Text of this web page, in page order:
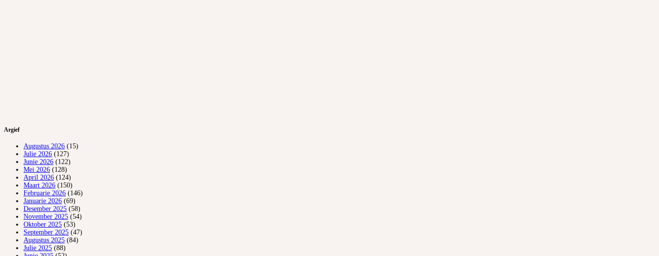
Argief
Augustus 2026 (15)
Julie 2026 (127)
Junie 2026 (122)
Mei 2026 (128)
April 2026 (124)
Maart 2026 (150)
Februarie 2026 (146)
Januarie 2026 (69)
Desember 2025 (58)
November 2025 (54)
Oktober 2025 (53)
September 2025 (47)
Augustus 2025 (84)
Julie 2025 (88)